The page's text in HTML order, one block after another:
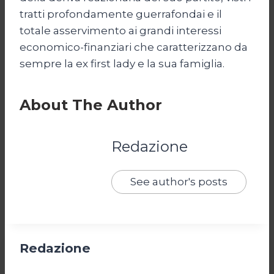
tratti profondamente guerrafondai e il
totale asservimento ai grandi interessi
economico-finanziari che caratterizzano da
sempre la ex first lady e la sua famiglia.
About The Author
Redazione
See author's posts
Redazione